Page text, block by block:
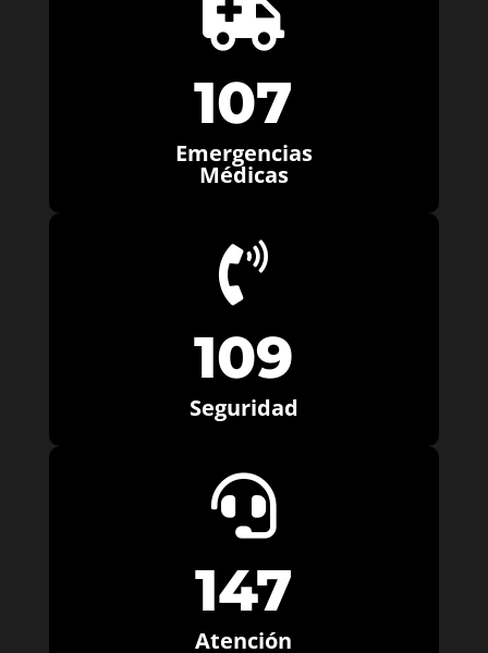

107
Emergencias
Médicas

109
Seguridad

147
Atención